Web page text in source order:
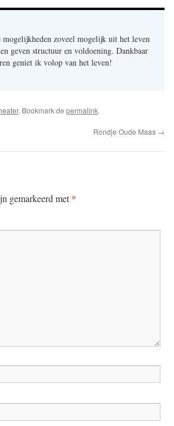
zoveel mogelijk uit het leven
geven structuur en voldoening. Dankbaar
geniet ik volop van het leven!
. Bookmark de permalink.
Rondje Oude Maas →
gemarkeerd met*